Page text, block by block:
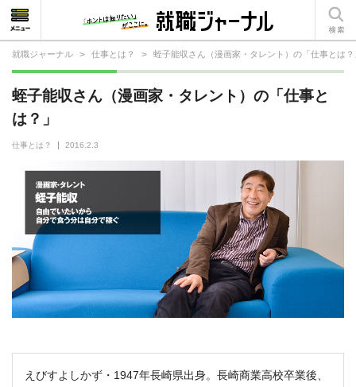
就職ジャーナル > 仕事とは？ > 蛭子能収さん（漫画家・タレント）の「仕事とは？
蛭子能収さん（漫画家・タレント）の「仕事と
は？」
仕事とは？ 2016.2.3
えびすよしかず・1947年長崎県出身。長崎商業高校卒業後、
就活相談
就活ノウハウ
仕事の選び方・ヒント
就活コラム